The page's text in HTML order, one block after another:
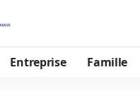
Entreprise Famille